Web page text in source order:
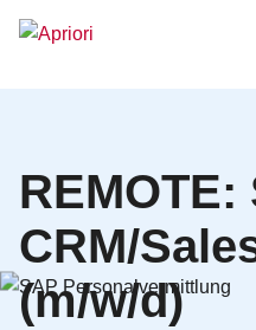
REMOTE:
CRM/
(m/w/d)